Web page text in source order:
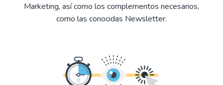
Marketing, así como los complementos necesarios,
como las conocidas Newsletter.